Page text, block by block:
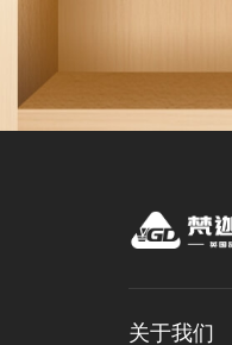
关于我们